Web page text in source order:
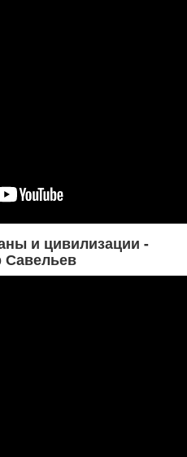
и цивилизации -
Савельев